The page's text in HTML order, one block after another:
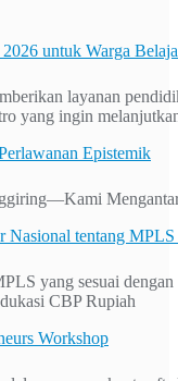
untuk Warga
layanan
yang ingin
Epistemik
tentang
yang sesuai
CBP Rupiah
Workshop